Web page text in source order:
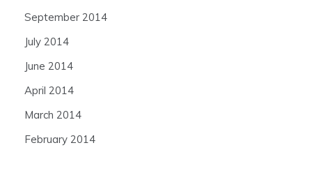
September 2014
July 2014
June 2014
April 2014
March 2014
February 2014